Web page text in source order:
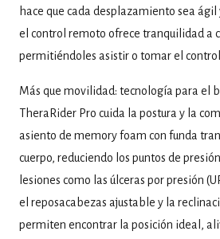
hace que cada desplazamiento sea ágil
el control remoto ofrece tranquilidad a
permitiéndoles asistir o tomar el control
Más que movilidad: tecnología para el
TheraRider Pro cuida la postura y la
asiento de memory foam con funda
cuerpo, reduciendo los puntos de
lesiones como las úlceras por presión
el reposacabezas ajustable y la
permiten encontrar la posición ideal,